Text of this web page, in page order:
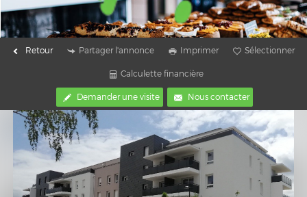
Retour Partager l'annonce Imprimer Sélectionner
Calculette financière
Demander une visite Nous contacter